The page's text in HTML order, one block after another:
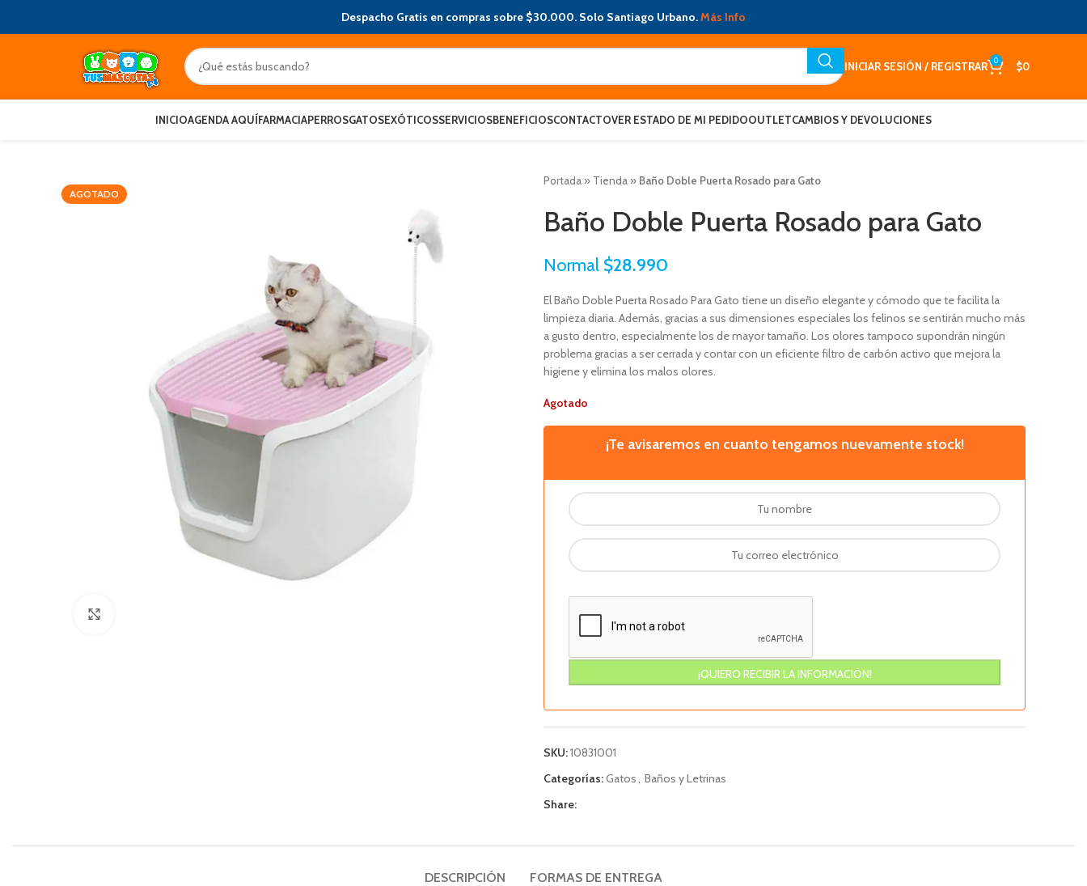
Despacho Gratis en compras sobre $30.000. Solo Santiago Urbano.Más Info
INICIAR SESIÓN / REGISTRAR 0 $0
INICIOAGENDA AQUÍFARMACIAPERROSGATOSEXÓTICOSSERVICIOSBENEFICIOSCONTACTOVER ESTADO DE MI PEDIDOOUTLETCAMBIOS Y DEVOLUCIONES
AGOTADO
Portada » Tienda » Baño Doble Puerta Rosado para Gato
Baño Doble Puerta Rosado para Gato
Normal $28.990
El Baño Doble Puerta Rosado Para Gato tiene un diseño elegante y cómodo que te facilita la
limpieza diaria. Además, gracias a sus dimensiones especiales los felinos se sentirán mucho más
a gusto dentro, especialmente los de mayor tamaño. Los olores tampoco supondrán ningún
problema gracias a ser cerrada y contar con un eficiente filtro de carbón activo que mejora la
higiene y elimina los malos olores.
Agotado
¡Te avisaremos en cuanto tengamos nuevamente stock!
SKU:10831001
Categorías:Gatos, Baños y Letrinas
Share:
DESCRIPCIÓN FORMAS DE ENTREGA